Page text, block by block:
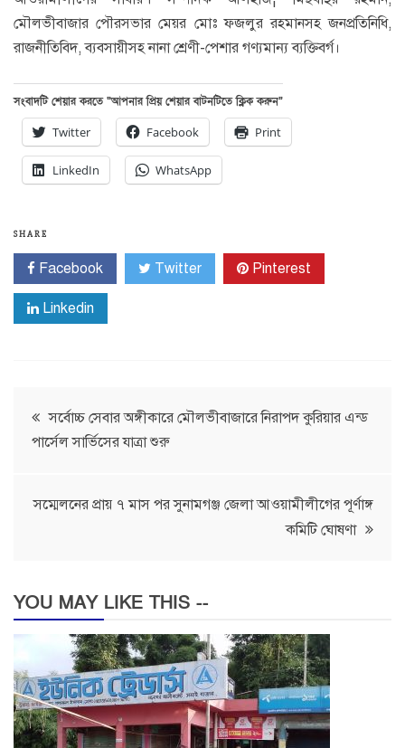
মৌলভীবাজার পৌরসভার মেয়র মোঃ ফজলুর রহমানসহ জনপ্রতিনিধি,
রাজনীতিবিদ, ব্যবসায়ীসহ নানা শ্রেণী-পেশার গণ্যমান্য ব্যক্তিবর্গ।
সংবাদটি শেয়ার করতে “আপনার প্রিয় শেয়ার বাটনটিতে ক্লিক করুন”
Twitter Facebook Print
LinkedIn WhatsApp
SHARE
Facebook Twitter Pinterest
Linkedin
Post
navigation
সর্বোচ্চ সেবার অঙ্গীকারে মৌলভীবাজারে নিরাপদ কুরিয়ার এন্ড
পার্সেল সার্ভিসের যাত্রা শুরু
সম্মেলনের প্রায় ৭ মাস পর সুনামগঞ্জ জেলা আওয়ামীলীগের পূর্ণাঙ্গ
কমিটি ঘোষণা
YOU MAY LIKE THIS --